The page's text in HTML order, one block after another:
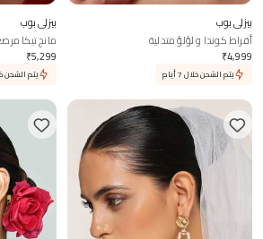
بيزلي بوب
أقراط كوندا و لؤلؤ متدلية
₹4,999
يتم الشحن خلال 7 أيام
بيزلي بوب
مانج تيكا
₹5,299
يتم الشحن خلال